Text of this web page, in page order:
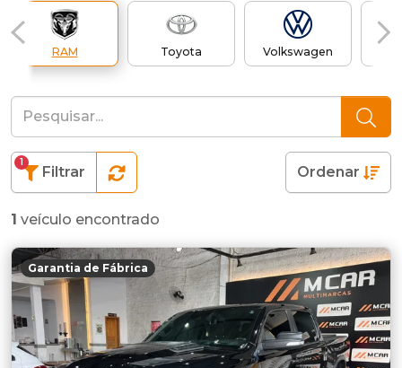
RAM Toyota Volkswagen
Filtrar
1
Ordenar
1 veículo encontrado
Garantia de Fábrica